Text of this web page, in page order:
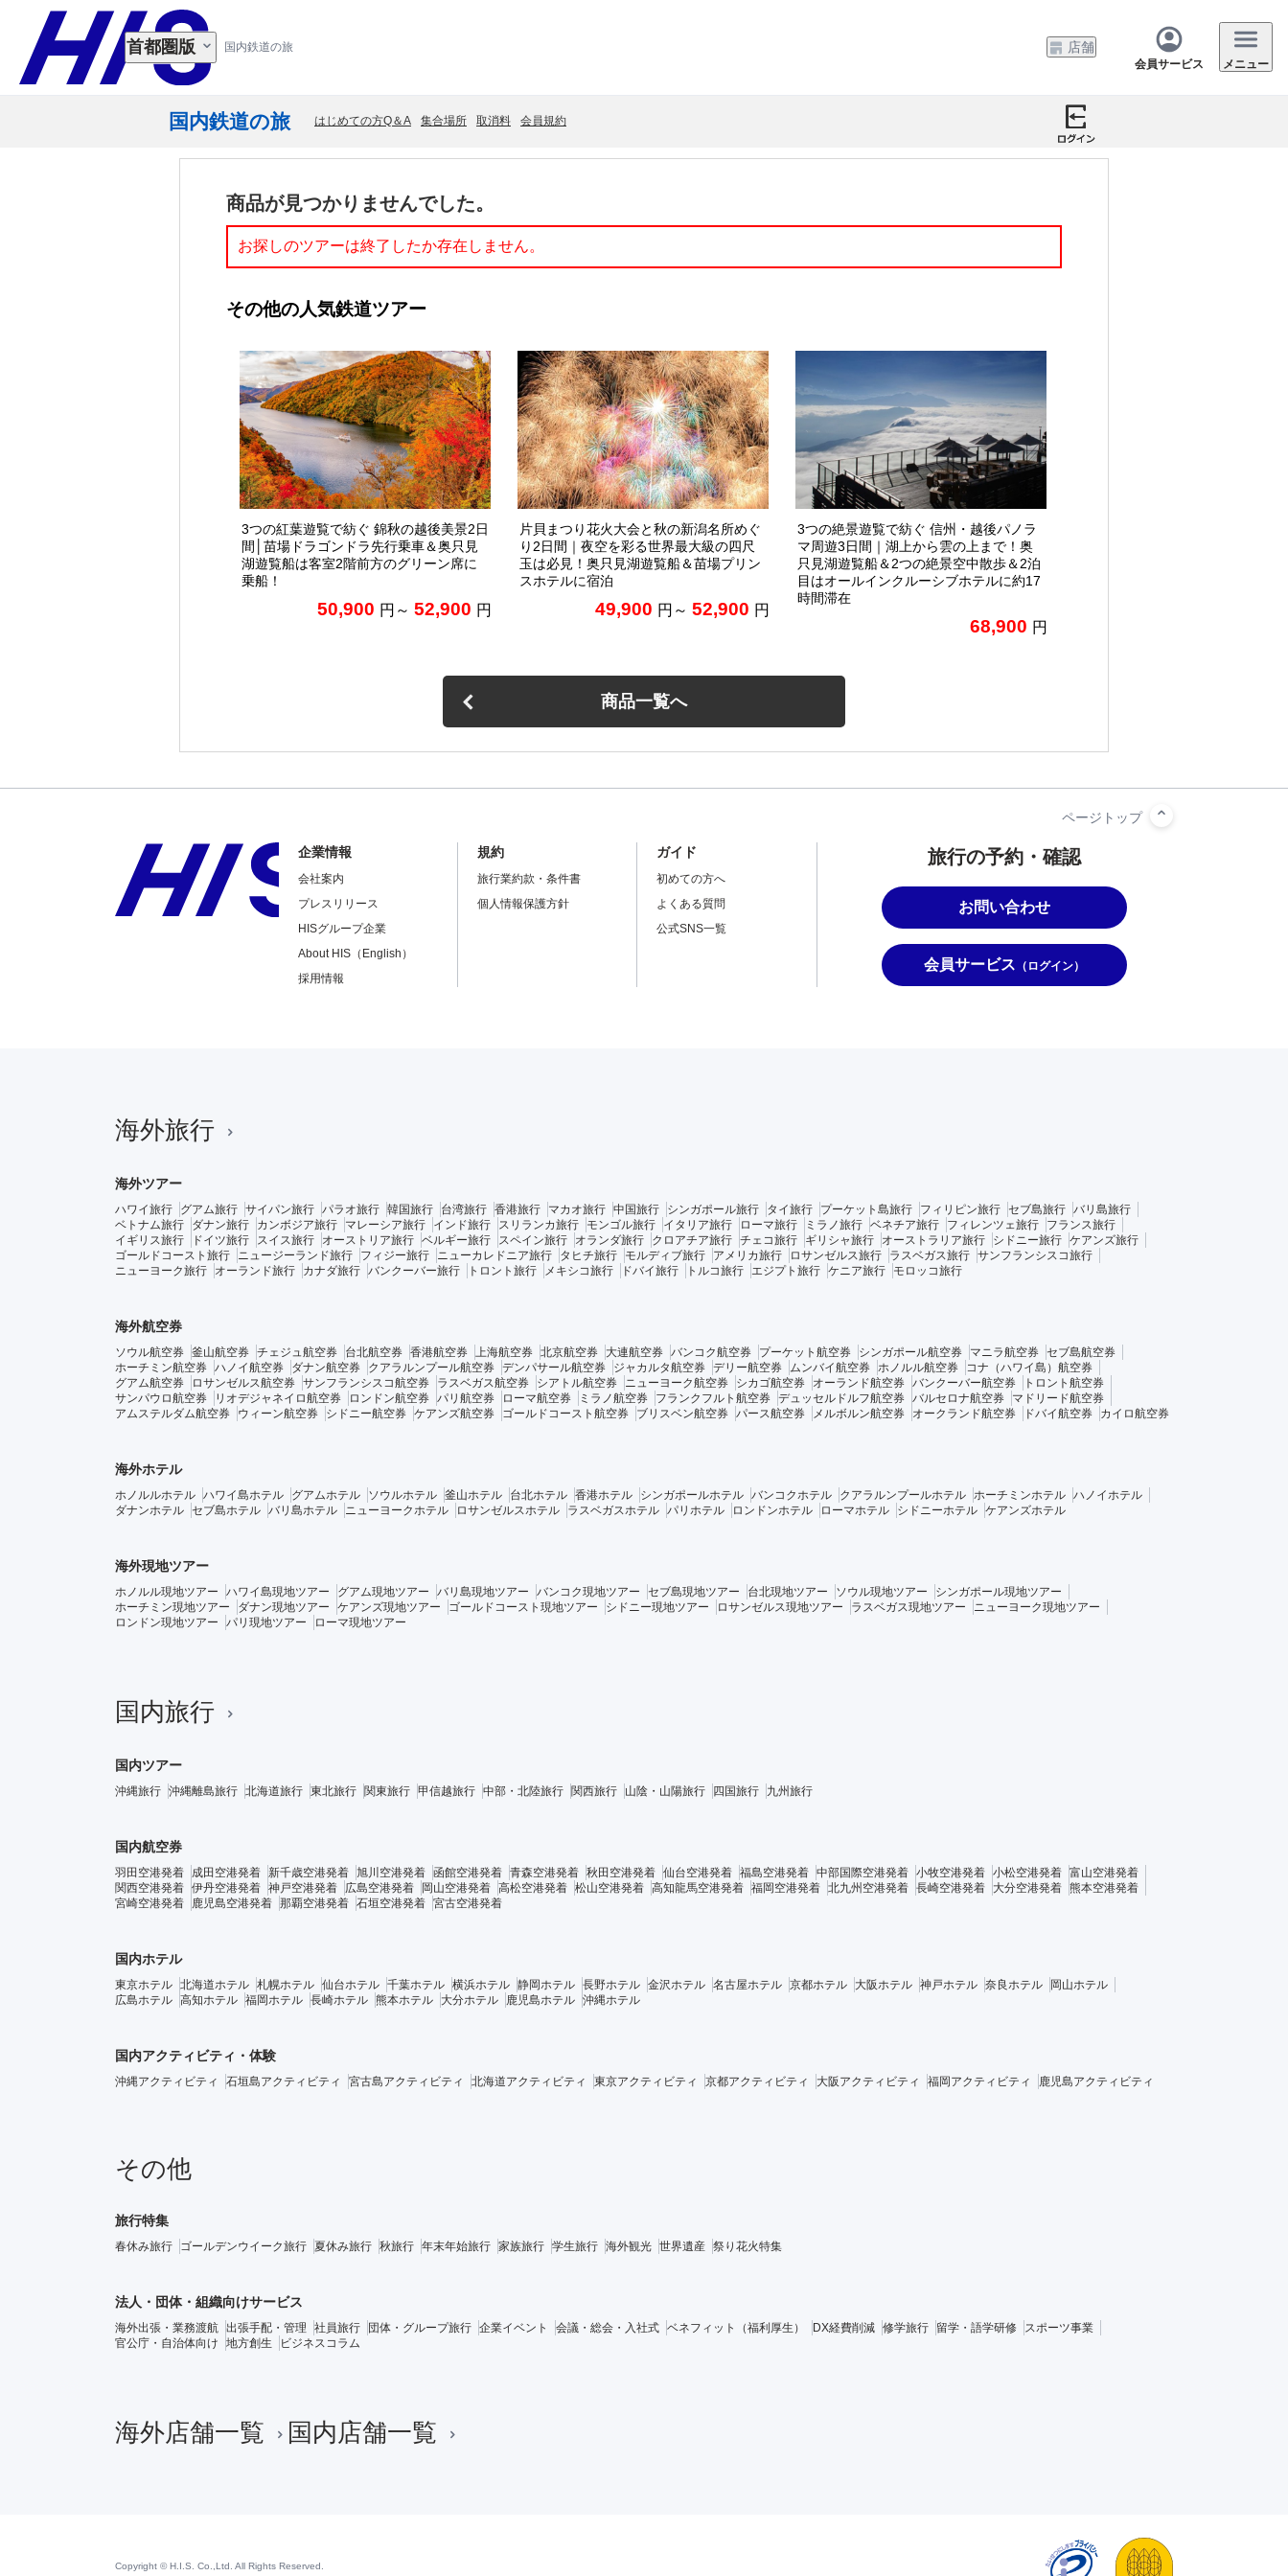
国内鉄道の旅
首都圏版 店舗
会員サービス メニュー
国内鉄道の旅 はじめての方Q＆A 集合場所 取消料 会員規約
商品が見つかりませんでした。
お探しのツアーは終了したか存在しません。
その他の人気鉄道ツアー
3つの紅葉遊覧で紡ぐ 錦秋の越後美景2日
間│苗場ドラゴンドラ先行乗車＆奥只見
湖遊覧船は客室2階前方のグリーン席に
乗船！
50,900 円～52,900 円
片貝まつり花火大会と秋の新潟名所めぐ
り2日間｜夜空を彩る世界最大級の四尺
玉は必見！奥只見湖遊覧船＆苗場プリン
スホテルに宿泊
49,900 円～52,900 円
3つの絶景遊覧で紡ぐ 信州・越後パノラ
マ周遊3日間｜湖上から雲の上まで！奥
只見湖遊覧船＆2つの絶景空中散歩＆2泊
目はオールインクルーシブホテルに約17
時間滞在
68,900 円
商品一覧へ
旅行の予約・確認
お問い合わせ
会員サービス （ログイン）
企業情報
会社案内
プレスリリース
HISグループ企業
About HIS（English）
採用情報
規約
旅行業約款・条件書
個人情報保護方針
ガイド
初めての方へ
よくある質問
公式SNS一覧
海外旅行
海外ツアー
ハワイ旅行 グアム旅行 サイパン旅行 パラオ旅行 韓国旅行 台湾旅行 香港旅行 マカオ旅行 中国旅行 シンガポール旅行 タイ旅行 プーケット島旅行 フィリピン旅行 セブ島旅行 バリ島旅行
ベトナム旅行
ダナン旅行 カンボジア旅行 マレーシア旅行 インド旅行 スリランカ旅行 モンゴル旅行 イタリア旅行 ローマ旅行 ミラノ旅行 ベネチア旅行 フィレンツェ旅行
フランス旅行
イギリス旅行
ドイツ旅行 スイス旅行 オーストリア旅行 ベルギー旅行 スペイン旅行 オランダ旅行 クロアチア旅行 チェコ旅行 ギリシャ旅行 オーストラリア旅行 シドニー旅行 ケアンズ旅行
ゴールドコースト旅行
ニュージーランド旅行 フィジー旅行 ニューカレドニア旅行 タヒチ旅行 モルディブ旅行 アメリカ旅行 ロサンゼルス旅行 ラスベガス旅行 サンフランシスコ旅行
ニューヨーク旅行
オーランド旅行 カナダ旅行 バンクーバー旅行 トロント旅行 メキシコ旅行 ドバイ旅行 トルコ旅行 エジプト旅行 ケニア旅行 モロッコ旅行
海外航空券
ソウル航空券 釜山航空券 チェジュ航空券 台北航空券 香港航空券 上海航空券 北京航空券 大連航空券 バンコク航空券 プーケット航空券 シンガポール航空券 マニラ航空券 セブ島航空券
ホーチミン航空券 ハノイ航空券 ダナン航空券 クアラルンプール航空券 デンパサール航空券 ジャカルタ航空券 デリー航空券 ムンバイ航空券 ホノルル航空券
コナ（ハワイ島）航空券
グアム航空券
ロサンゼルス航空券 サンフランシスコ航空券 ラスベガス航空券 シアトル航空券 ニューヨーク航空券 シカゴ航空券 オーランド航空券 バンクーバー航空券
トロント航空券
サンパウロ航空券
リオデジャネイロ航空券 ロンドン航空券 パリ航空券 ローマ航空券 ミラノ航空券 フランクフルト航空券 デュッセルドルフ航空券 バルセロナ航空券
マドリード航空券
アムステルダム航空券
ウィーン航空券 シドニー航空券 ケアンズ航空券 ゴールドコースト航空券 ブリスベン航空券 パース航空券 メルボルン航空券 オークランド航空券 ドバイ航空券 カイロ航空券
海外ホテル
ホノルルホテル ハワイ島ホテル グアムホテル ソウルホテル 釜山ホテル 台北ホテル 香港ホテル シンガポールホテル バンコクホテル クアラルンプールホテル ホーチミンホテル ハノイホテル
ダナンホテル セブ島ホテル バリ島ホテル ニューヨークホテル ロサンゼルスホテル ラスベガスホテル パリホテル ロンドンホテル ローマホテル シドニーホテル ケアンズホテル
海外現地ツアー
ホノルル現地ツアー ハワイ島現地ツアー グアム現地ツアー バリ島現地ツアー バンコク現地ツアー セブ島現地ツアー 台北現地ツアー ソウル現地ツアー
シンガポール現地ツアー
ホーチミン現地ツアー
ダナン現地ツアー ケアンズ現地ツアー ゴールドコースト現地ツアー シドニー現地ツアー ロサンゼルス現地ツアー ラスベガス現地ツアー
ニューヨーク現地ツアー
ロンドン現地ツアー
パリ現地ツアー ローマ現地ツアー
国内旅行
国内ツアー
沖縄旅行 沖縄離島旅行 北海道旅行 東北旅行 関東旅行 甲信越旅行 中部・北陸旅行 関西旅行 山陰・山陽旅行 四国旅行 九州旅行
国内航空券
羽田空港発着 成田空港発着 新千歳空港発着 旭川空港発着 函館空港発着 青森空港発着 秋田空港発着 仙台空港発着 福島空港発着 中部国際空港発着 小牧空港発着 小松空港発着 富山空港発着
関西空港発着 伊丹空港発着 神戸空港発着 広島空港発着 岡山空港発着 高松空港発着 松山空港発着 高知龍馬空港発着 福岡空港発着 北九州空港発着 長崎空港発着 大分空港発着 熊本空港発着
宮崎空港発着
鹿児島空港発着 那覇空港発着 石垣空港発着 宮古空港発着
国内ホテル
東京ホテル 北海道ホテル 札幌ホテル 仙台ホテル 千葉ホテル 横浜ホテル 静岡ホテル 長野ホテル 金沢ホテル 名古屋ホテル 京都ホテル 大阪ホテル 神戸ホテル 奈良ホテル
岡山ホテル
広島ホテル 高知ホテル 福岡ホテル 長崎ホテル 熊本ホテル 大分ホテル 鹿児島ホテル 沖縄ホテル
国内アクティビティ・体験
沖縄アクティビティ 石垣島アクティビティ 宮古島アクティビティ 北海道アクティビティ 東京アクティビティ 京都アクティビティ 大阪アクティビティ 福岡アクティビティ 鹿児島アクティビティ
その他
旅行特集
春休み旅行 ゴールデンウイーク旅行 夏休み旅行 秋旅行 年末年始旅行 家族旅行 学生旅行 海外観光 世界遺産 祭り花火特集
法人・団体・組織向けサービス
海外出張・業務渡航 出張手配・管理 社員旅行 団体・グループ旅行 企業イベント 会議・総会・入社式 ベネフィット（福利厚生） DX経費削減 修学旅行 留学・語学研修
スポーツ事業
官公庁・自治体向け
地方創生 ビジネスコラム
海外店舗一覧 国内店舗一覧
Copyright © H.I.S. Co.,Ltd. All Rights Reserved.